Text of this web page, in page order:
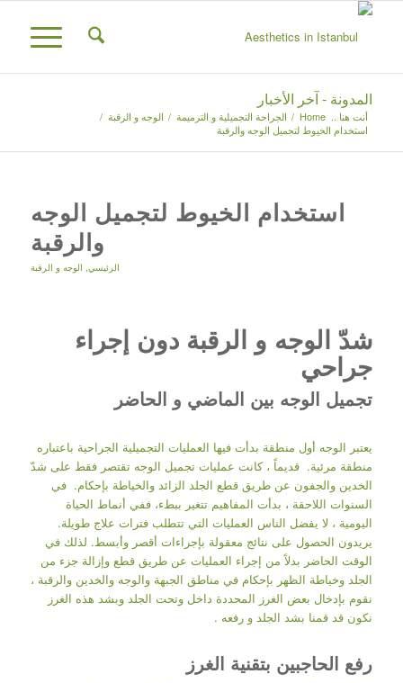
المدونة - آخر الأخبار
أنت هنا .. Home
/ الجراحة التجميلية و الترميمة / الوجه و الرقبة /
استخدام الخيوط لتجميل الوجه والرقبة
استخدام الخيوط لتجميل الوجه
والرقبة
الرئيسي, الوجه و الرقبة
شدّ الوجه و الرقبة دون إجراء
جراحي
تجميل الوجه بين الماضي و الحاضر
يعتبر الوجه أول منطقة بدأت فيها العمليات التجميلية الجراحية باعتباره
منطقة مرئية. قديماً ، كانت عمليات تجميل الوجه تقتصر فقط على شدّ
الخدين والجفون عن طريق قطع الجلد الزائد والخياطة بإحكام. في
السنوات اللاحقة ، بدأت المفاهيم تتغير ببطء، ففي أنماط الحياة
اليومية ، لا يفضل الناس العمليات التي تتطلب فترات علاج طويلة.
يريدون الحصول على نتائج معقولة بإجراءات أقصر وأبسط. لذلك في
الوقت الحاضر بدلاً من إجراء العمليات عن طريق قطع وإزالة جزء من
الجلد وخياطة الظهر بإحكام في مناطق الجبهة والوجه والخدين والرقبة ،
نقوم بإدخال بعض الغرز المحددة داخل وتحت الجلد وبشد هذه الغرز
نكون قد قمنا بشد الجلد و رفعه .
رفع الحاجبين بتقنية الغرز